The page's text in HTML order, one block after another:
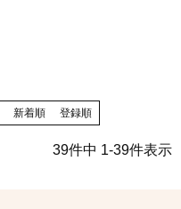
新着順 登録順
39件中 1-39件表示